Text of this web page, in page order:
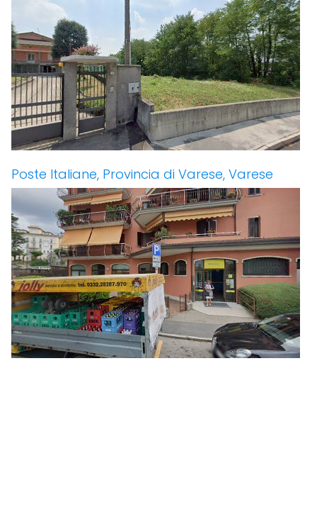
Poste Italiane, Provincia di Varese, Varese